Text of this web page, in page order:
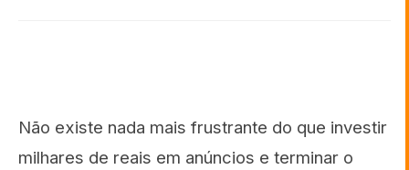
Não existe nada mais frustrante do que investir
milhares de reais em anúncios e terminar o